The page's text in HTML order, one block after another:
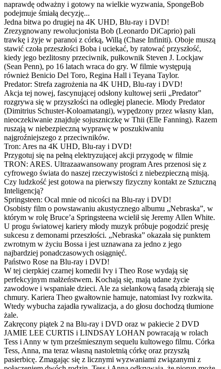
naprawdę odważny i gotowy na wielkie wyzwania, SpongeBob
podejmuje śmiałą decyzję...
Jedna bitwa po drugiej na 4K UHD, Blu-ray i DVD!
Zrezygnowany rewolucjonista Bob (Leonardo DiCaprio) pali
trawkę i żyje w paranoi z córką, Willą (Chase Infiniti). Oboje muszą
stawić czoła przeszłości Boba i uciekać, by ratować przyszłość,
kiedy jego bezlitosny przeciwnik, pułkownik Steven J. Lockjaw
(Sean Penn), po 16 latach wraca do gry. W filmie występują
również Benicio Del Toro, Regina Hall i Teyana Taylor.
Predator: Strefa zagrożenia na 4K UHD, Blu-ray i DVD!
Akcja tej nowej, fascynującej odsłony kultowej serii „Predator”
rozgrywa się w przyszłości na odległej planecie. Młody Predator
(Dimitrius Schuster-Koloamatangi), wypędzony przez własny klan,
nieoczekiwanie znajduje sojuszniczkę w Thii (Elle Fanning). Razem
ruszają w niebezpieczną wyprawę w poszukiwaniu
najgroźniejszego z przeciwników.
Tron: Ares na 4K UHD, Blu-ray i DVD!
Przygotuj się na pełną elektryzującej akcji przygodę w filmie
TRON: ARES. Ultrazaawansowany program Ares przenosi się z
cyfrowego świata do naszej rzeczywistości z niebezpieczną misją.
Czy ludzkość jest gotowa na pierwszy fizyczny kontakt ze Sztuczną
Inteligencją?
Springsteen: Ocal mnie od nicości na Blu-ray i DVD!
Osobisty film o powstawaniu akustycznego albumu „Nebraska”, w
którym w rolę Bruce’a Springsteena wcielił się Jeremy Allen White.
U progu światowej kariery młody muzyk próbuje pogodzić presję
sukcesu z demonami przeszłości. „Nebraska” okazała się punktem
zwrotnym w życiu Bossa i jest uznawana za jedno z jego
najbardziej ponadczasowych osiągnięć.
Państwo Rose na Blu-ray i DVD!
W tej cierpkiej czarnej komedii Ivy i Theo Rose wydają się
perfekcyjnym małżeństwem. Kochają się, mają udane życie
zawodowe i wspaniałe dzieci. Ale za sielankową fasadą zbierają się
chmury. Kariera Theo gwałtownie hamuje, natomiast Ivy rozkwita.
Wtedy wybucha zajadła rywalizacja, a do głosu dochodzą tłumione
żale.
Zakręcony piątek 2 na Blu-ray i DVD oraz w pakiecie 2 DVD
JAMIE LEE CURTIS i LINDSAY LOHAN powracają w rolach
Tess i Anny w tym prześmiesznym sequelu kultowego filmu. Córka
Tess, Anna, ma teraz własną nastoletnią córkę oraz przyszłą
pasierbicę. Zmagając się z licznymi wyzwaniami związanymi z